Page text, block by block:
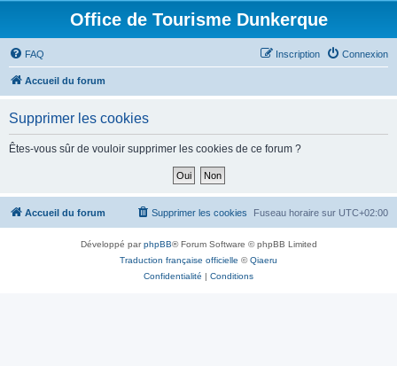
Office de Tourisme Dunkerque
FAQ Connexion
Inscription
Accueil du forum
Supprimer les cookies
Êtes-vous sûr de vouloir supprimer les cookies de ce forum ?
Accueil du forum Fuseau horaire sur UTC+02:00
Supprimer les cookies
Développé parphpBB® Forum Software © phpBB Limited
Traduction française officielle ©Qiaeru
Confidentialité | Conditions